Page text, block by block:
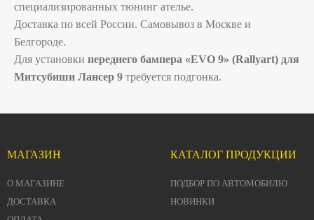
спeциaлизированных тюнинг ателье.
Доставка по всей России. Самовывоз в Москве и
Белгороде.
Для установки пeреднего бампeра «ЕVО 9» (Rаllyаrt) для
Митcубиши Ланcер 9 требуется подгонка.
МАГАЗИН
О МАГАЗИНЕ
ДОСТАВКА
КАТАЛОГ ПРОДУКЦИИ
ПОДБОР ПО АВТОМОБИЛЮ
НОВИНКИ